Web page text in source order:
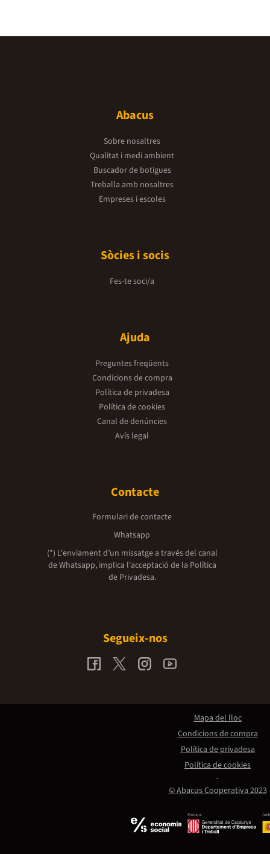
Abacus
Sobre nosaltres
Qualitat i medi ambient
Buscador de botigues
Treballa amb nosaltres
Empreses i escoles
Sòcies i socis
Fes-te soci/a
Ajuda
Preguntes freqüents
Condicions de compra
Política de privadesa
Política de cookies
Canal de denúncies
Avís legal
Contacte
Formulari de contacte
Whatsapp
(*) L'enviament d’un missatge a través del canal
de Whatsapp, implica l'acceptació de la Política
de Privadesa.
Segueix-nos
Promou:
© Abacus Cooperativa 2023
Mapa del lloc
Condicions de compra
Política de privadesa
Política de cookies